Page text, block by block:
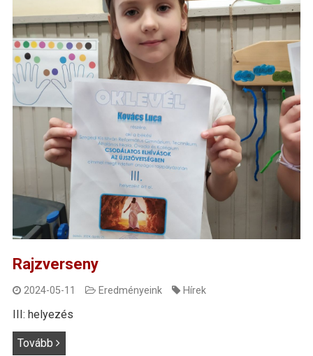
Rajzverseny
2024-05-11 Eredményeink Hírek
III: helyezés
Tovább